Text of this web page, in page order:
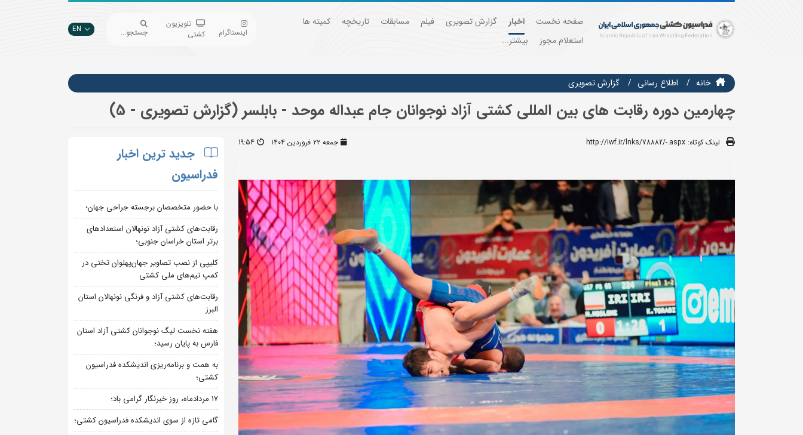
صفحه نخست اخبار گزارش تصویری فیلم مسابقات تاریخچه
کمیته ها
استعلام مجوز
بیشتر...
اینستاگرام
تلویزیون
کشتی
جستجو... EN
خانه اطلاع رسانی گزارش تصويري
چهارمین دوره رقابت های بین المللی کشتی آزاد نوجوانان جام عبداله موحد - بابلسر (گزارش تصویری - 5)
لینک کوتاه: http://iwf.ir/lnks/78882/-.aspx جمعه ۲۲ فروردین ۱۴۰۴ 19:54
جدید ترین اخبار
فدراسیون
با حضور متخصصان برجسته جراحی جهان؛
رقابت‌های کشتی آزاد نونهالان استعدادهای
برتر استان خراسان جنوبی؛
کلیپی از نصب تصاویر جهان‌پهلوان تختی در
کمپ تیم‌های ملی کشتی
رقابت‌های کشتی آزاد و فرنگی نونهالان استان
البرز
هفته نخست لیگ نوجوانان کشتی آزاد استان
فارس به پایان رسید؛
به همت و برنامه‌ریزی اندیشکده فدراسیون
کشتی؛
۱۷ مردادماه، روز خبرنگار گرامی باد؛
گامی تازه از سوی اندیشکده فدراسیون کشتی؛